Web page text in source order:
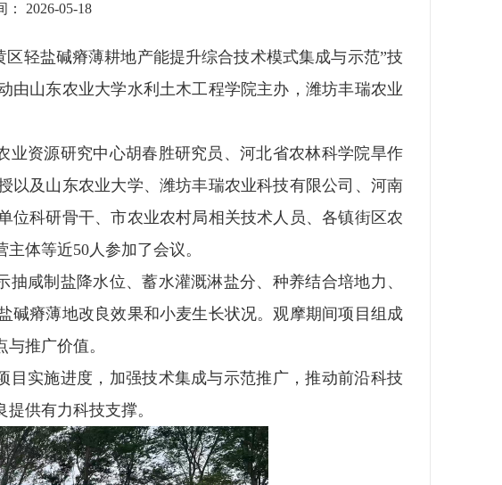
： 2026-05-18
轻盐碱瘠薄耕地产能提升综合技术模式集成与示范”技
由山东农业大学水利土木工程学院主办，潍坊丰瑞农业
资源研究中心胡春胜研究员、河北省农林科学院旱作
以及山东农业大学、潍坊丰瑞农业科技有限公司、河南
位科研骨干、市农业农村局相关技术人员、各镇街区农
主体等近50人参加了会议。
咸制盐降水位、蓄水灌溉淋盐分、种养结合培地力、
碱瘠薄地改良效果和小麦生长状况。观摩期间项目组成
推广价值。
实施进度，加强技术集成与示范推广，推动前沿科技
供有力科技支撑。